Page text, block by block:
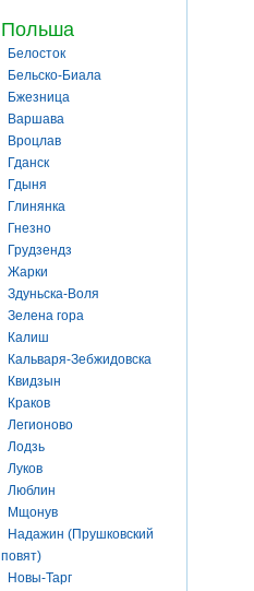
Польша
Белосток
Бельско-Биала
Бжезница
Варшава
Вроцлав
Гданск
Гдыня
Глинянка
Гнезно
Грудзендз
Жарки
Здуньска-Воля
Зелена гора
Калиш
Кальваря-Зебжидовска
Квидзын
Краков
Легионово
Лодзь
Луков
Люблин
Мщонув
Надажин (Прушковский
повят)
Новы-Тарг